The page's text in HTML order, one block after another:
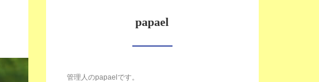
papael
管理人のpapaelです。